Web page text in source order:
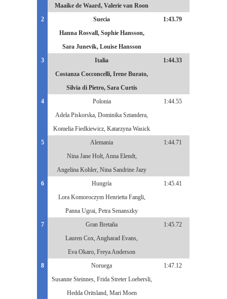
Maaike de Waard, Valerie van Roon
2
Suecia
Hanna Rosvall, Sophie Hansson,
Sara Junevik, Louise Hansson
1:43.79
3
Italia
Costanza Cocconcelli, Irene Burato,
Silvia di Pietro, Sara Curtis
1:44.33
4
Polonia
Adela Piskorska, Dominika Sztandera,
Komelia Fiedkiewicz, Katarzyna Wasick
1:44.55
5
Alemania
Nina Jane Holt, Anna Elendt,
Angelina Kohler, Nina Sandrine Jazy
1:44.71
6
Hungría
Lora Komoroczym Henrietta Fangli,
Panna Ugrai, Petra Senanszky
1:45.41
7
Gran Bretaña
Lauren Cox, Angharad Evans,
Eva Okaro, Freya Anderson
1:45.72
8
Noruega
Susanne Steinnes, Frida Streter Loebersli,
Hedda Oritsland, Mari Moen
1:47.12